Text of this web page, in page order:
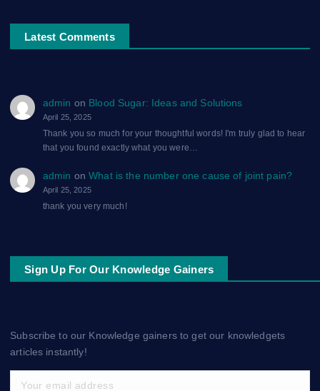
Latest Comments
admin on Blood Sugar: Ideas and Solutions
April 25, 2025
Thank you so much for your thoughtful words! I'm truly glad to hear
that you found exactly what you were…
admin onWhat is the number one cause of joint pain?
April 25, 2025
thank you very much!
Sign Up For Our Knowledge Gainers
Subscribe to our Knowledge gainers to get our knowledgets
articles instantly!